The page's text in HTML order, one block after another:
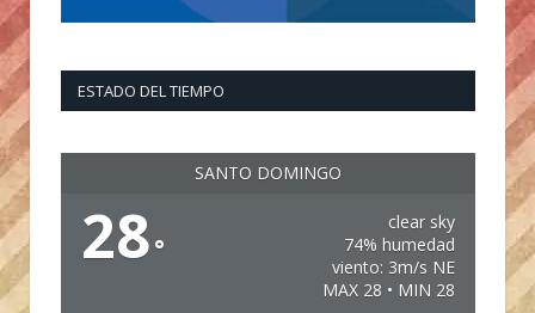
ESTADO DEL TIEMPO
SANTO DOMINGO
28°
clear sky
74% humedad
viento: 3m/s NE
MAX 28 • MIN 28